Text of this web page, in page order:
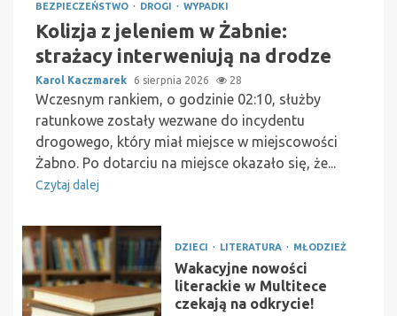
BEZPIECZEŃSTWO DROGI WYPADKI
Kolizja z jeleniem w Żabnie:
strażacy interweniują na drodze
Karol Kaczmarek 6 sierpnia 2026 28
Wczesnym rankiem, o godzinie 02:10, służby
ratunkowe zostały wezwane do incydentu
drogowego, który miał miejsce w miejscowości
Żabno. Po dotarciu na miejsce okazało się, że...
Czytaj dalej
DZIECI LITERATURA MŁODZIEŻ
Wakacyjne nowości
literackie w Multitece
czekają na odkrycie!